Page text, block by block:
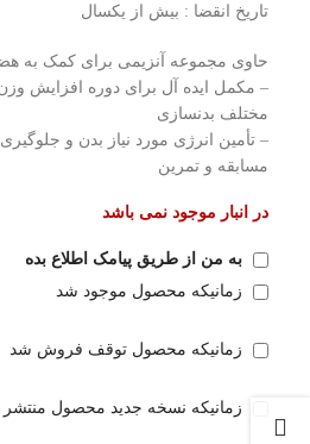
تاریخ انقضا : بیش از یکسال
حاوی مجموعه آنزیمی برای کمک به
– مکمل ایده آل برای دوره افزایش
مختلف بدنسازی
– تأمین انرژی مورد نیاز بدن و
مسابقه و تمرین
در انبار موجود نمی باشد
به من از طریق پیامک اطلاع بده
زمانیکه محصول موجود شد
زمانیکه محصول توقف فروش شد
زمانیکه نسخه جدید محصول